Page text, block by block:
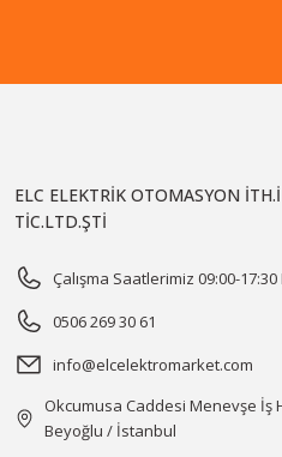
ELC ELEKTRİK OTOMASYON
TİC.LTD.ŞTİ
Çalışma Saatlerimiz 09:00-
0506 269 30 61
info@elcelektromarket.com
Okcumusa Caddesi Menevşe İş
Beyoğlu / İstanbul